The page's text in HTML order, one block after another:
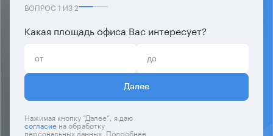
ВОПРОС 1 ИЗ2
Какая площадь офиса Вас интересует?
Далее
Нажимая кнопку “Далее”, я даю
согласиена обработку
персональных данных. Подробнее